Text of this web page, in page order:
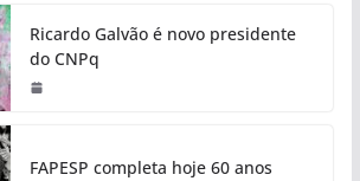
Ricardo Galvão é novo presidente
do CNPq
FAPESP completa hoje 60 anos